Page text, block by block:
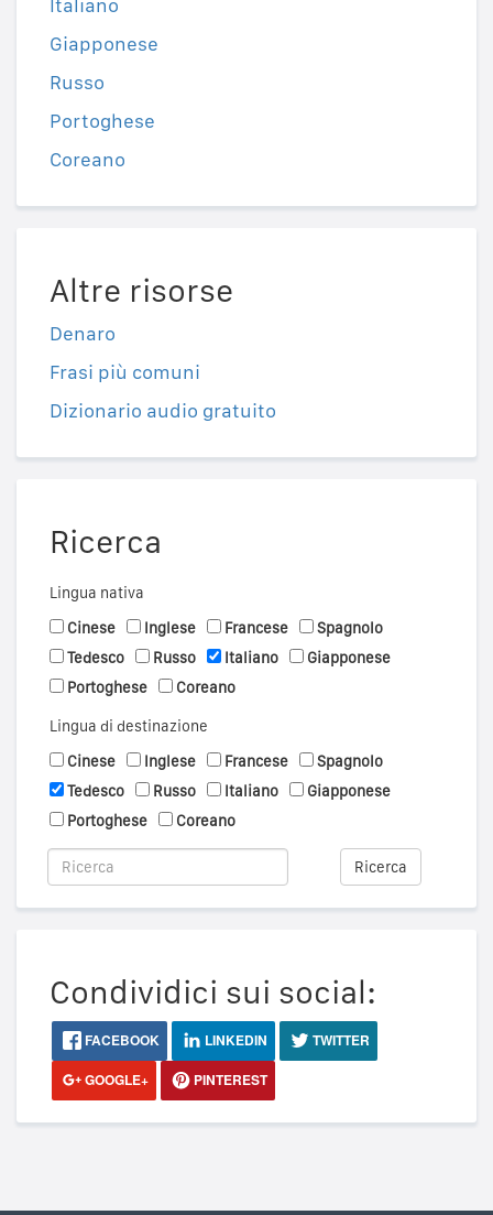
Italiano
Giapponese
Russo
Portoghese
Coreano
Altre risorse
Denaro
Frasi più comuni
Dizionario audio gratuito
Ricerca
Lingua nativa
Cinese
Inglese Francese
Spagnolo
Tedesco
Russo Italiano
Giapponese
Portoghese
Coreano
Lingua di destinazione
Cinese
Inglese Francese
Spagnolo
Tedesco
Russo Italiano
Giapponese
Portoghese
Coreano
Ricerca
Condividici sui social:
FACEBOOK LINKEDIN
TWITTER
GOOGLE+
PINTEREST